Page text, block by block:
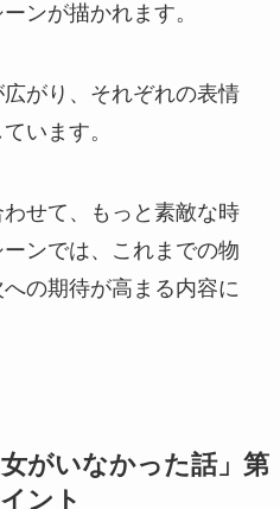
ンが描かれます。
がり、それぞれの表情
います。
せて、もっと素敵な時
ンでは、これまでの物
の期待が高まる内容に
がいなかった話」第
ント